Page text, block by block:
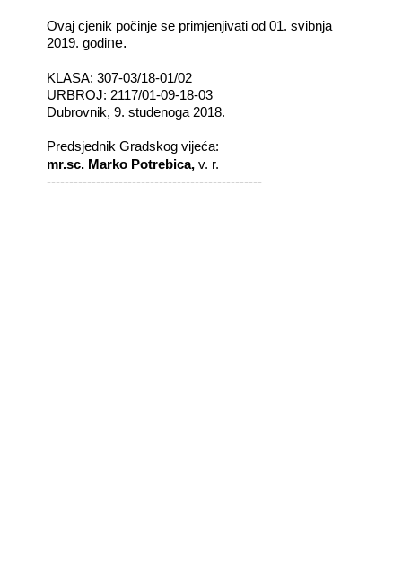
Ovaj cjenik počinje se primjenjivati od 01. svibnja
2019. godine.
KLASA: 307-03/18-01/02
URBROJ: 2117/01-09-18-03
Dubrovnik, 9. studenoga 2018.
Predsjednik Gradskog vijeća:
mr.sc. Marko Potrebica, v. r.
------------------------------------------------